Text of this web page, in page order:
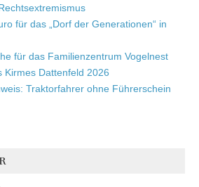
für das „Dorf der Generationen“ in
für das Familienzentrum Vogelnest
Kirmes Dattenfeld 2026
Traktorfahrer ohne Führerschein